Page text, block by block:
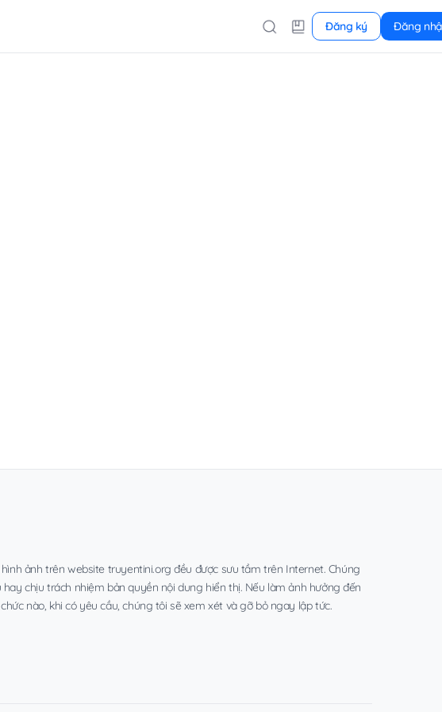
Đăng ký Đăng
ảnh trên website truyentini.org đều được sưu tầm trên Internet. Chúng
chịu trách nhiệm bản quyền nội dung hiển thị. Nếu làm ảnh hưởng đến
nào, khi có yêu cầu, chúng tôi sẽ xem xét và gỡ bỏ ngay lập tức.